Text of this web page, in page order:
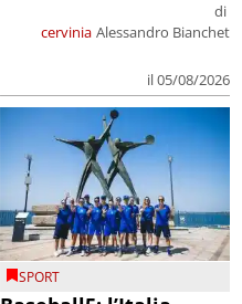
cervinia
di
Alessandro Bianchet
il 05/08/2026
SPORT